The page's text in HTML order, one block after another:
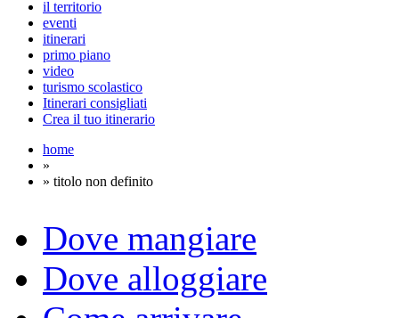
il territorio
eventi
itinerari
primo piano
video
turismo scolastico
Itinerari consigliati
Crea il tuo itinerario
home
»
» titolo non definito
Dove mangiare
Dove alloggiare